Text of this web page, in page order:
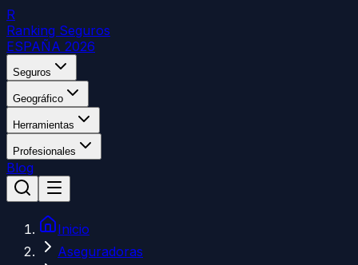
R
Ranking Seguros
ESPAÑA 2026
Seguros
Geográfico
Herramientas
Profesionales
Blog
Inicio
Aseguradoras